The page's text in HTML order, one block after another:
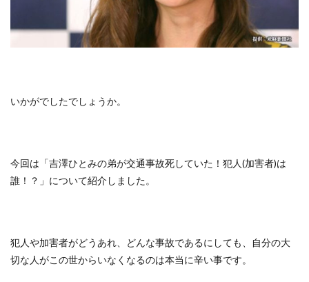
いかがでしたでしょうか。
今回は「吉澤ひとみの弟が交通事故死していた！犯人(加害者)は
誰！？」について紹介しました。
犯人や加害者がどうあれ、どんな事故であるにしても、自分の大
切な人がこの世からいなくなるのは本当に辛い事です。